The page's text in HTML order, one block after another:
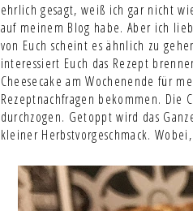
ehrlich gesagt, weiß ich gar nicht
auf meinem Blog habe. Aber ich
von Euch scheint es ähnlich zu
interessiert Euch das Rezept
Cheesecake am Wochenende für
Rezeptnachfragen bekommen. Die
durchzogen. Getoppt wird das
kleiner Herbstvorgeschmack.